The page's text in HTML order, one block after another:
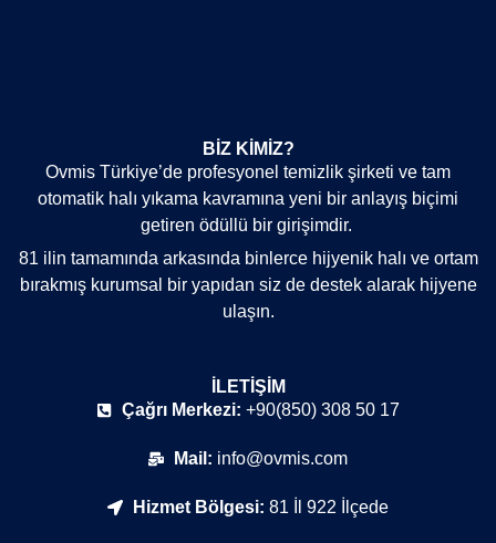
BIZ KIMIZ?
Ovmis Türkiye’de profesyonel temizlik şirketi ve tam
otomatik halı yıkama kavramına yeni bir anlayış biçimi
getiren ödüllü bir girişimdir.
81 ilin tamamında arkasında binlerce hijyenik halı ve ortam
bırakmış kurumsal bir yapıdan siz de destek alarak hijyene
ulaşın.
İLETIŞIM
Çağrı Merkezi: +90(850) 308 50 17
Mail: info@ovmis.com
Hizmet Bölgesi: 81 İl 922 İlçede